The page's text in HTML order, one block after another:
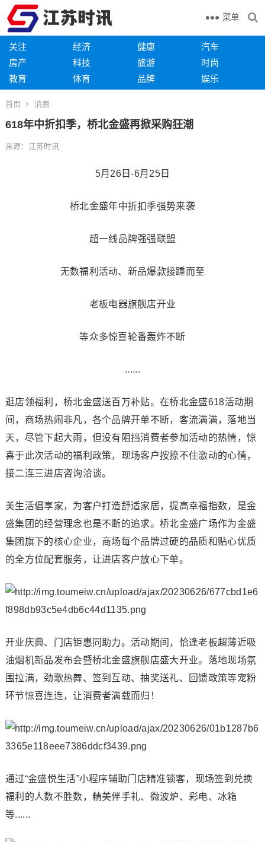
菜单
关注 经济 健康
汽车
房产
科技 旅游
时尚
教育
体育 品牌 娱乐
首页 消费
618年中折扣季，桥北金盛再掀采购狂潮
来源：江苏时讯
5月26日-6月25日
桥北金盛年中折扣季强势来袭
超一线品牌强强联盟
无数福利活动、新品爆款接踵而至
老板电器旗舰店开业
等众多惊喜轮番轰炸不断
......
逛店领福利，桥北金盛送百万补贴。在桥北金盛618活动期
间，商场热闹非凡，各个品牌开单不断，客流满满，落地当
天，尽管下起大雨，但没有阻挡消费者参加活动的热情，惊
喜于此次活动的福利政策，现场客户按捺不住激动的心情，
接二连三进店咨询洽谈。
美生活倡享家，为客户打造舒适家居，提高幸福指数，是金
盛集团的经营理念也是不断的追求。桥北金盛广场作为金盛
集团旗下的核心企业，商场每个品牌过硬的品质和贴心优质
的全方位配套服务，让进店客户放心下单。
开业庆典、门店钜惠同助力。活动期间，恰逢老板超薄近吸
油烟机新品发布会暨桥北金盛旗舰店盛大开业。落地现场氛
围拉满，劲歌热舞、签到互动、抽奖送礼、回馈政策等宠粉
环节惊喜连连，让消费者满载而归！
通过“金盛悦生活”小程序辅助门店精准锁客，现场签到兑换
福利的人数不胜数，精美伴手礼、微波炉、彩电、冰箱
等......